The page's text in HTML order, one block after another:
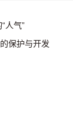
人气”
保护与开发